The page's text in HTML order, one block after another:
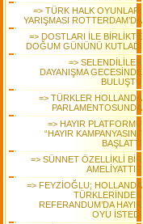
=> TÜRK HALK OYUNLARI
YARIŞMASI ROTTERDAM’DA
=> DOSTLARI İLE BİRLİKTE
DOĞUM GÜNÜNÜ KUTLADI
=> SELENDİLİLER
DAYANIŞMA GECESİNDE
BULUŞTU
=> TÜRKLER HOLLANDA
PARLAMENTOSUNDA
=> HAYIR PLATFORMU
“HAYIR KAMPANYASINI”
BAŞLATTI
=> SÜNNET ÖZELLİKLİ BİR
AMELİYATTIR
=> FEYZİOĞLU; HOLLANDA
TÜRKLERİNDEN
REFERANDUM’DA HAYIR
OYU İSTEDİ